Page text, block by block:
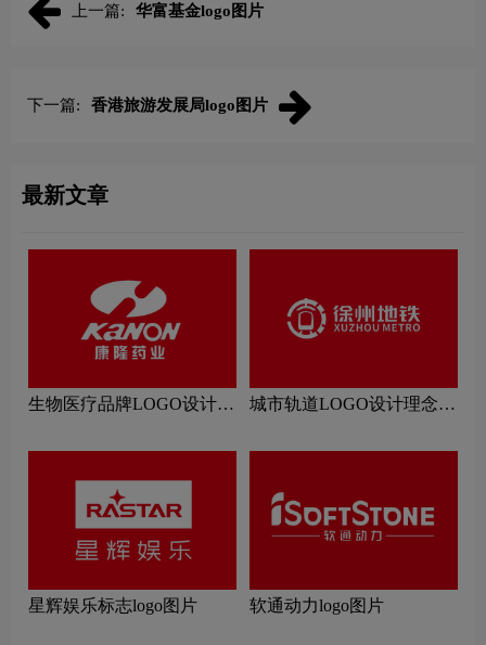
上一篇: 华富基金logo图片
下一篇: 香港旅游发展局logo图片
最新文章
生物医疗品牌LOGO设计理
城市轨道LOGO设计理念解
星辉娱乐标志logo图片 软通动力logo图片